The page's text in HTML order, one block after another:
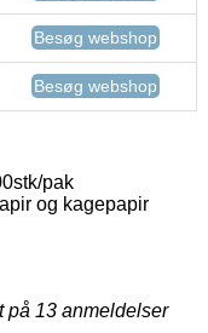
Besøg webshop
Besøg webshop
pak
og kagepapir
på 13 anmeldelser